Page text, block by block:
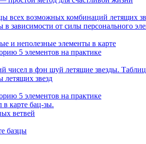
всех возможных комбинаций летящих
зависимости от силы персонального
и неполезные элементы в карте
5 элементов на практике
чисел в фэн шуй летящие звезды.
летящих звезд
5 элементов на практике
карте бац-зы.
ветвей
базцы